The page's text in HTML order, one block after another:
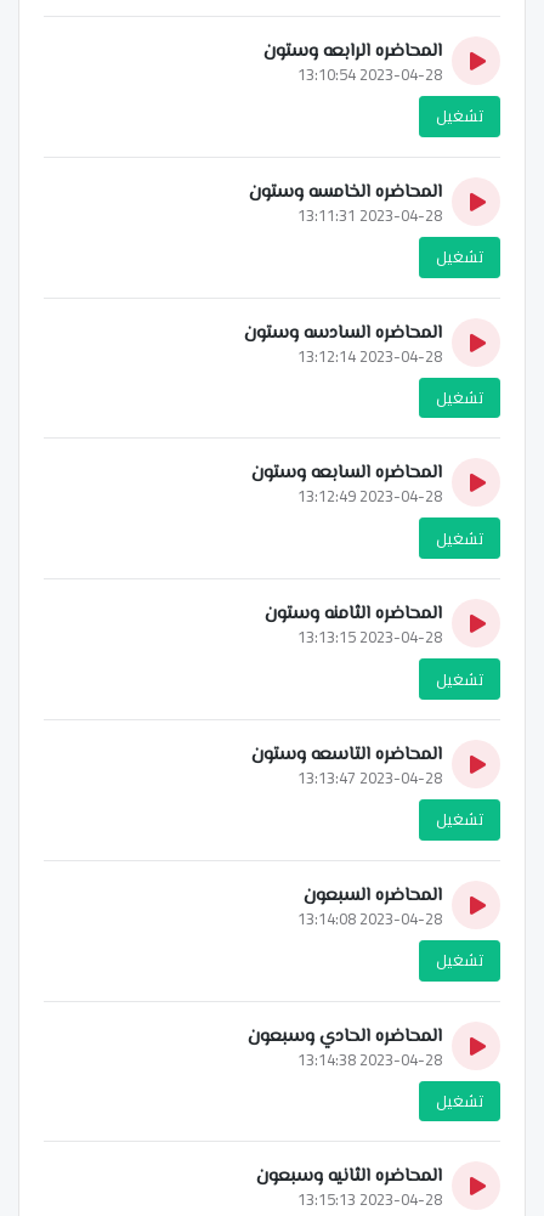
المحاضره الرابعه وستون
2023-04-28 13:10:54
تشغيل
المحاضره الخامسه وستون
2023-04-28 13:11:31
تشغيل
المحاضره السادسه وستون
2023-04-28 13:12:14
تشغيل
المحاضره السابعه وستون
2023-04-28 13:12:49
تشغيل
المحاضره الثامنه وستون
2023-04-28 13:13:15
تشغيل
المحاضره التاسعه وستون
2023-04-28 13:13:47
تشغيل
المحاضره السبعون
2023-04-28 13:14:08
تشغيل
المحاضره الحادي وسبعون
2023-04-28 13:14:38
تشغيل
المحاضره الثانيه وسبعون
2023-04-28 13:15:13